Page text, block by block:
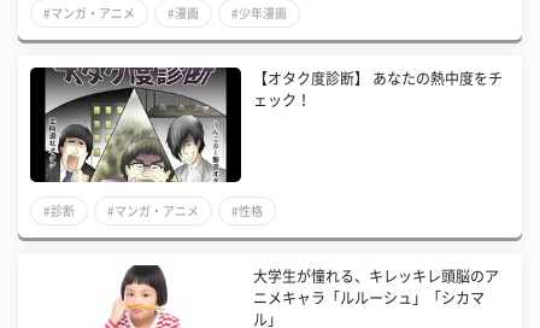
#マンガ・アニメ #漫画 #少年漫画
【オタク度診断】 あなたの熱中度をチ
ェック！
#診断 #マンガ・アニメ #性格
大学生が憧れる、キレッキレ頭脳のア
ニメキャラ「ルルーシュ」「シカマ
ル」